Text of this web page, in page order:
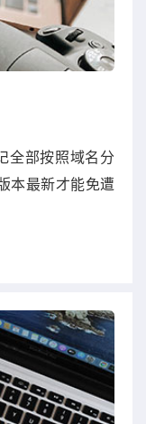
全部按照域名分
本最新才能免遭